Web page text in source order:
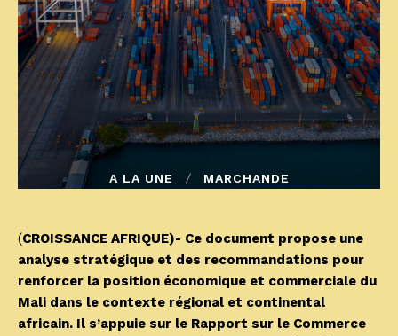
A LA UNE MARCHANDE
(CROISSANCE AFRIQUE)- Ce document propose une
analyse stratégique et des recommandations pour
renforcer la position économique et commerciale du
Mali dans le contexte régional et continental
africain. Il s’appuie sur le Rapport sur le Commerce